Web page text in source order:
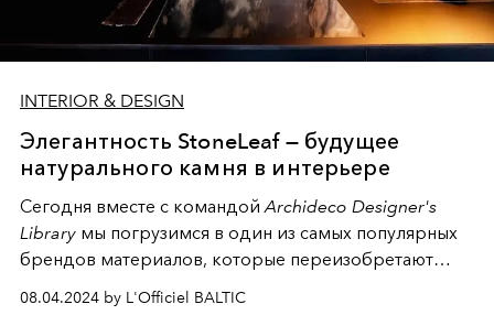
INTERIOR & DESIGN
Элегантность StoneLeaf — будущее
натурального камня в интерьере
Сегодня вместе с командой Archideco Designer's
Library мы погрузимся в один из самых популярных
брендов материалов, которые переизобретают
Александром и Эммануэлем ДАХДИ, компания
08.04.2024 by L'Officiel BALTIC